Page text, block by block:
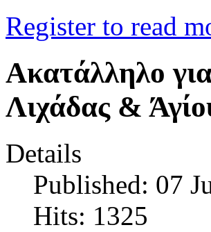
Register to read
Ακατάλληλο
Λιχάδας &
Details
Published: 07
Hits: 1325